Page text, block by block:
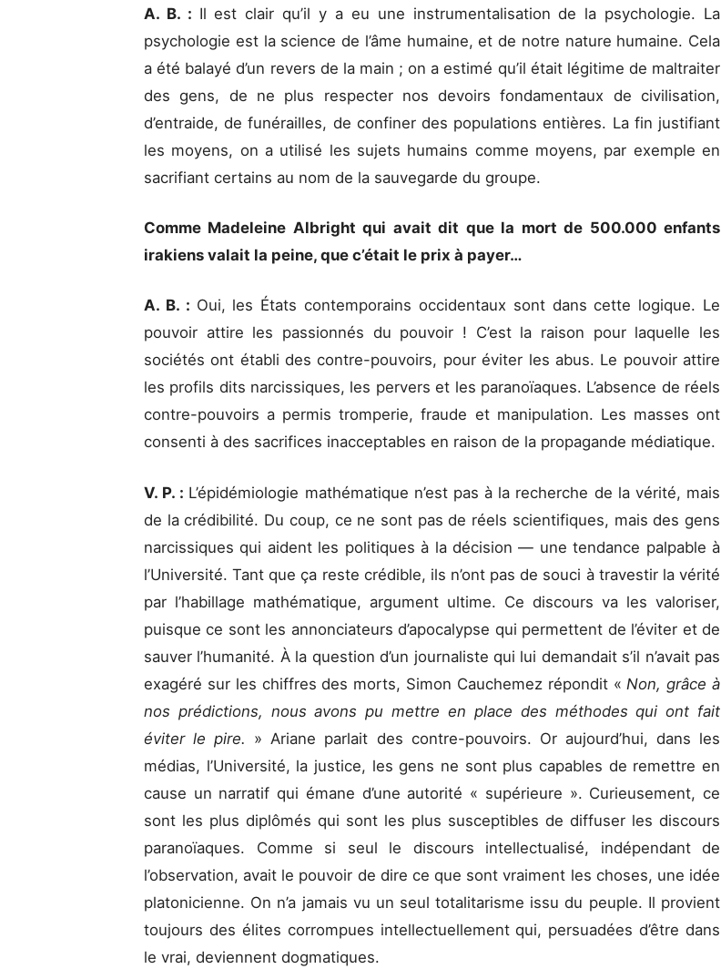
A. B. : Il est clair qu’il y a eu une instrumentalisation de la psychologie. La
psychologie est la science de l’âme humaine, et de notre nature humaine. Cela
a été balayé d’un revers de la main ; on a estimé qu’il était légitime de maltraiter
des gens, de ne plus respecter nos devoirs fondamentaux de civilisation,
d’entraide, de funérailles, de confiner des populations entières. La fin justifiant
les moyens, on a utilisé les sujets humains comme moyens, par exemple en
sacrifiant certains au nom de la sauvegarde du groupe.
Comme Madeleine Albright qui avait dit que la mort de 500.000 enfants
irakiens valait la peine, que c’était le prix à payer…
A. B. : Oui, les États contemporains occidentaux sont dans cette logique. Le
pouvoir attire les passionnés du pouvoir ! C’est la raison pour laquelle les
sociétés ont établi des contre-pouvoirs, pour éviter les abus. Le pouvoir attire
les profils dits narcissiques, les pervers et les paranoïaques. L’absence de réels
contre-pouvoirs a permis tromperie, fraude et manipulation. Les masses ont
consenti à des sacrifices inacceptables en raison de la propagande médiatique.
V. P. : L’épidémiologie mathématique n’est pas à la recherche de la vérité, mais
de la crédibilité. Du coup, ce ne sont pas de réels scientifiques, mais des gens
narcissiques qui aident les politiques à la décision — une tendance palpable à
l’Université. Tant que ça reste crédible, ils n’ont pas de souci à travestir la vérité
par l’habillage mathématique, argument ultime. Ce discours va les valoriser,
puisque ce sont les annonciateurs d’apocalypse qui permettent de l’éviter et de
sauver l’humanité. À la question d’un journaliste qui lui demandait s’il n’avait pas
exagéré sur les chiffres des morts, Simon Cauchemez répondit « Non, grâce à
nos prédictions, nous avons pu mettre en place des méthodes qui ont fait
éviter le pire. » Ariane parlait des contre-pouvoirs. Or aujourd’hui, dans les
médias, l’Université, la justice, les gens ne sont plus capables de remettre en
cause un narratif qui émane d’une autorité « supérieure ». Curieusement, ce
sont les plus diplômés qui sont les plus susceptibles de diffuser les discours
paranoïaques. Comme si seul le discours intellectualisé, indépendant de
l’observation, avait le pouvoir de dire ce que sont vraiment les choses, une idée
platonicienne. On n’a jamais vu un seul totalitarisme issu du peuple. Il provient
toujours des élites corrompues intellectuellement qui, persuadées d’être dans
le vrai, deviennent dogmatiques.